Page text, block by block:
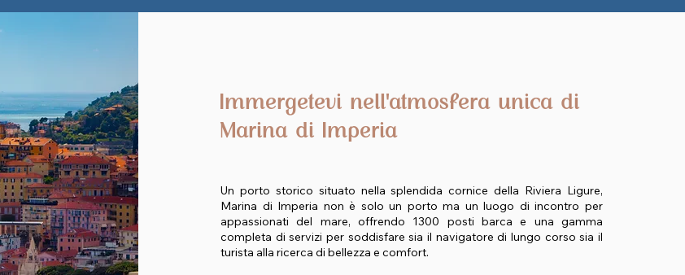
Immergetevi nell'atmosfera unica di
Marina di Imperia
Un porto storico situato nella splendida cornice della Riviera Ligure,
Marina di Imperia non è solo un porto ma un luogo di incontro per
appassionati del mare, offrendo 1300 posti barca e una gamma
completa di servizi per soddisfare sia il navigatore di lungo corso sia il
turista alla ricerca di bellezza e comfort.